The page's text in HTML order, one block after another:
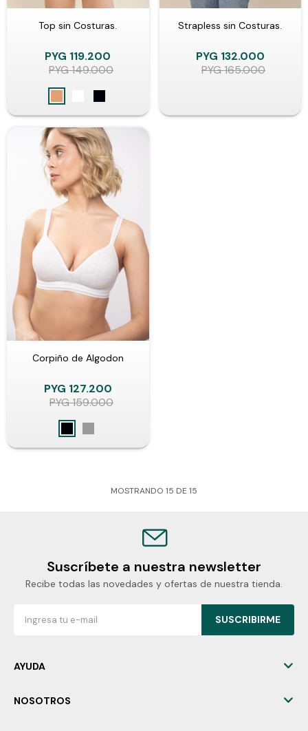
Top sin Costuras.
PYG 119.200
PYG149.000
Strapless sin Costuras.
PYG 132.000
PYG165.000
Corpiño de Algodon
PYG 127.200
PYG159.000
MOSTRANDO 15 DE 15
Suscríbete a nuestra newsletter
Recibe todas las novedades y ofertas de nuestra tienda.
SUSCRIBIRME
AYUDA
NOSOTROS